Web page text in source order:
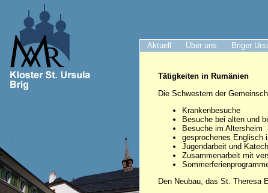
Aktuell Über uns Briger
Tätigkeiten in Rumänien
Die Schwestern der
Krankenbesuche
Besuche bei alten und
Besuche im Altersheim
gesprochenes Englisch
Jugendarbeit und
Zusammenarbeit mit
Den Neubau, das St. Theresa